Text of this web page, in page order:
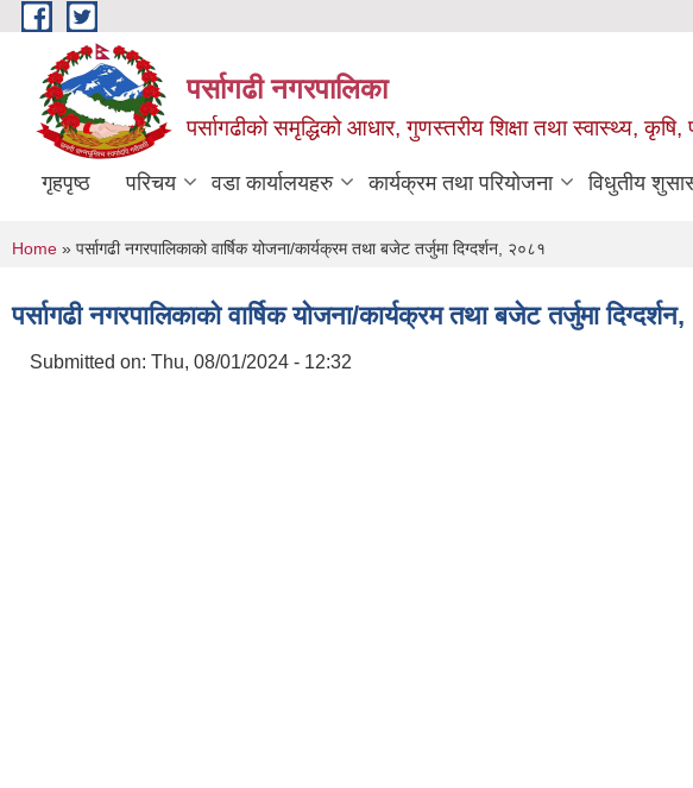
Skip to main content
पर्सागढी नगरपालिका
पर्सागढीको समृद्धिको आधार, गुणस्तरीय शिक्षा तथा स्वास्थ्य, कृषि,
गृहपृष्ठ परिचय वडा कार्यालयहरु कार्यक्रम तथा परियोजना विधुतीय
You are here
Home » पर्सागढी नगरपालिकाको वार्षिक योजना/कार्यक्रम तथा बजेट तर्जुमा दिग्दर्शन, २०८१
पर्सागढी नगरपालिकाको वार्षिक योजना/कार्यक्रम तथा बजेट तर्जुमा
Submitted on: Thu, 08/01/2024 - 12:32